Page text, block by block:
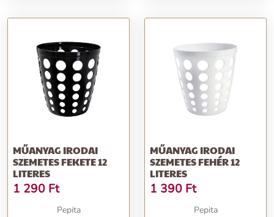
MŰANYAG IRODAI
SZEMETES FEKETE 12
LITERES
1 290 Ft
Pepita
MŰANYAG IRODAI
SZEMETES FEHÉR 12
LITERES
1 390 Ft
Pepita